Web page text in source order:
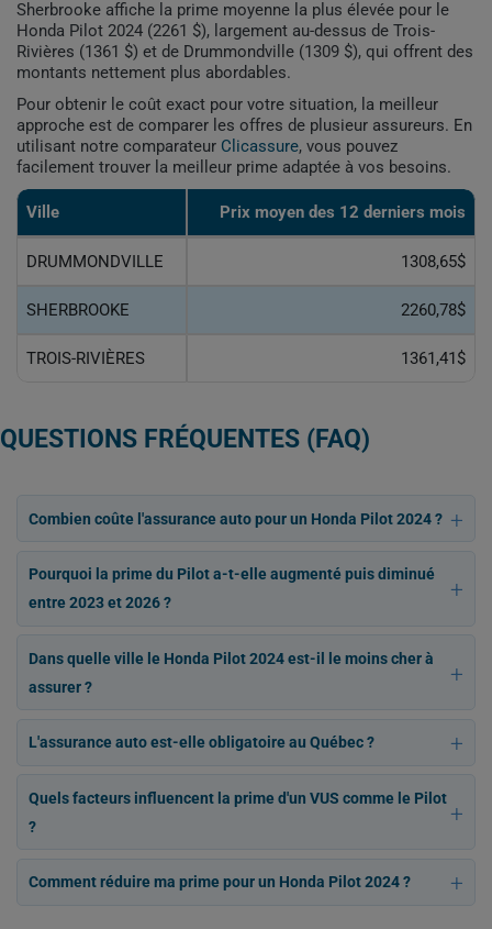
Sherbrooke affiche la prime moyenne la plus élevée pour le
Honda Pilot 2024 (2261 $), largement au-dessus de Trois-
Rivières (1361 $) et de Drummondville (1309 $), qui offrent des
montants nettement plus abordables.
Pour obtenir le coût exact pour votre situation, la meilleur
approche est de comparer les offres de plusieur assureurs. En
utilisant notre comparateur Clicassure, vous pouvez
facilement trouver la meilleur prime adaptée à vos besoins.
Ville Prix ​​moyen des 12 derniers mois
DRUMMONDVILLE 1308,65$
SHERBROOKE 2260,78$
TROIS-RIVIÈRES 1361,41$
QUESTIONS FRÉQUENTES (FAQ)
Combien coûte l'assurance auto pour un Honda Pilot 2024 ?
Pourquoi la prime du Pilot a-t-elle augmenté puis diminué
entre 2023 et 2026 ?
Dans quelle ville le Honda Pilot 2024 est-il le moins cher à
assurer ?
L'assurance auto est-elle obligatoire au Québec ?
Quels facteurs influencent la prime d'un VUS comme le Pilot
?
Comment réduire ma prime pour un Honda Pilot 2024 ?